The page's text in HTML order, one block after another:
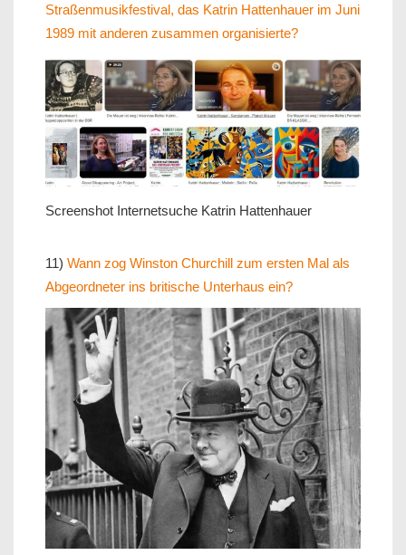
Straßenmusikfestival, das Katrin Hattenhauer im Juni
1989 mit anderen zusammen organisierte?
Screenshot Internetsuche Katrin Hattenhauer
11) Wann zog Winston Churchill zum ersten Mal als
Abgeordneter ins britische Unterhaus ein?